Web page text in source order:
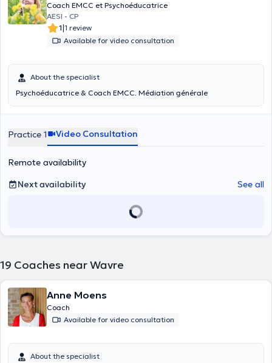
Coach EMCC et Psychoéducatrice
AESI - CP
1|1 review
Available for video consultation
About the specialist
Psychoéducatrice & Coach EMCC. Médiation générale
Practice 1 Video Consultation
Remote availability
Next availability
See all
19 Coaches near Wavre
Anne Moens
Coach
Available for video consultation
About the specialist